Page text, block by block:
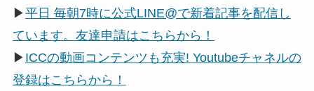
▶平日 毎朝7時に公式LINE@で新着記事を配信し
ています。友達申請はこちらから！
▶ ICCの動画コンテンツも充実! Youtubeチャネルの
登録はこちらから！